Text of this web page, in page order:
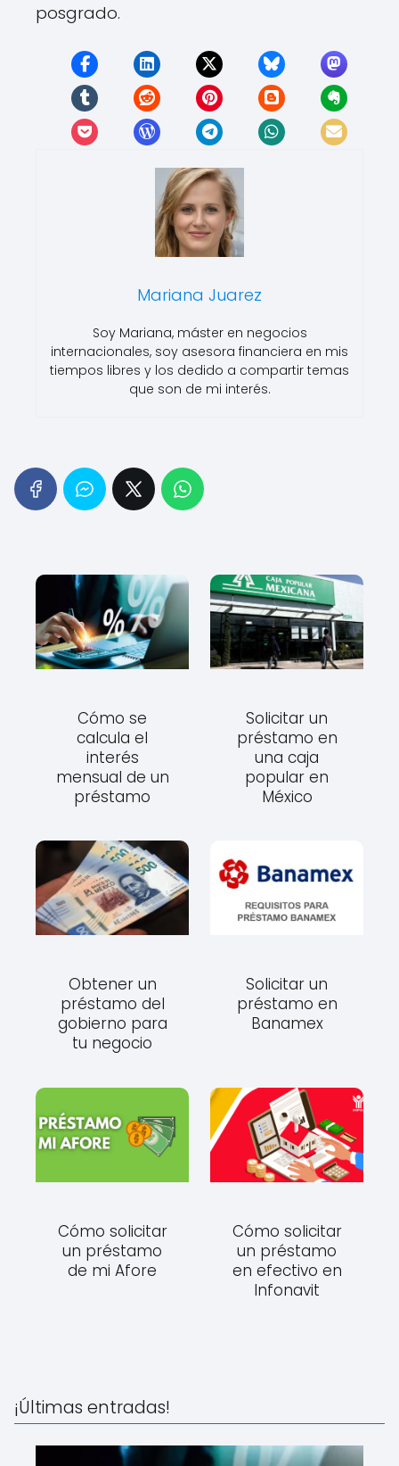
posgrado.
Mariana Juarez
Soy Mariana, máster en negocios
internacionales, soy asesora financiera en mis
tiempos libres y los dedido a compartir temas
que son de mi interés.
Cómo se
calcula el
interés
mensual de un
préstamo
Solicitar un
préstamo en
una caja
popular en
México
Obtener un
préstamo del
gobierno para
tu negocio
Solicitar un
préstamo en
Banamex
Cómo solicitar
un préstamo
de mi Afore
Cómo solicitar
un préstamo
en efectivo en
Infonavit
¡Últimas entradas!